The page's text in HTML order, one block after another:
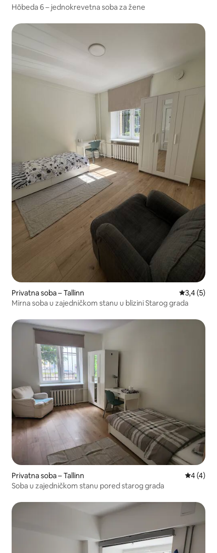
Hõbeda 6 – jednokrevetna soba za žene
Privatna soba – Tallinn Prosječna
3,4 (5)
Mirna soba u zajedničkom stanu u blizini Starog grada
Privatna soba – Tallinn
4 (4)
Soba u zajedničkom stanu pored starog grada